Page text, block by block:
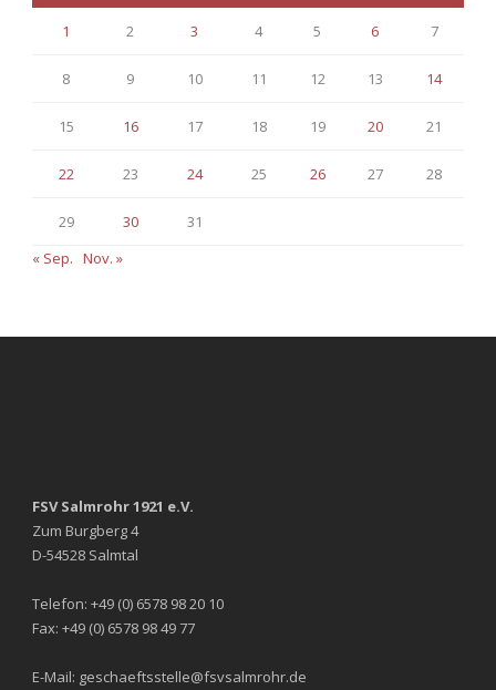
1 2 3 4 5 6 7
8 9 10 11 12 13 14
15 16 17 18 19 20 21
22 23 24 25 26 27 28
29 30
31
« Sep. Nov. »
FSV Salmrohr 1921 e.V.
Zum Burgberg 4
D-54528 Salmtal
Telefon: +49 (0) 6578 98 20 10
Fax: +49 (0) 6578 98 49 77
E-Mail: geschaeftsstelle@fsvsalmrohr.de